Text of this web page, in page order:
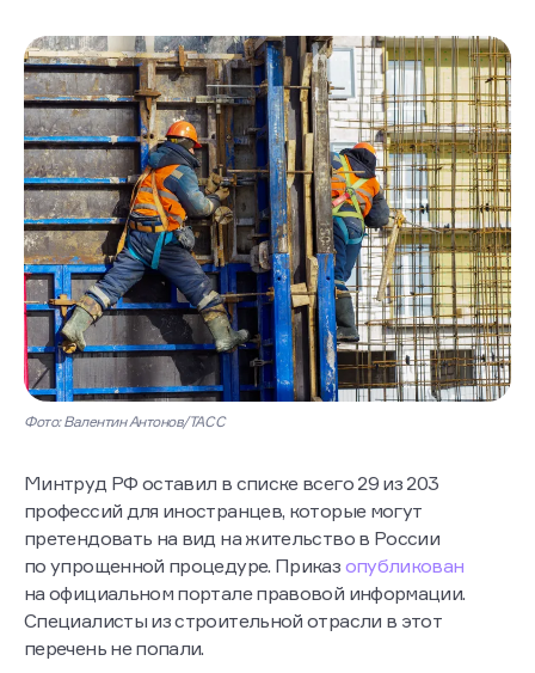
Фото: Валентин Антонов/ТАСС
Минтруд РФ оставил в списке всего 29 из 203
профессий для иностранцев, которые могут
претендовать на вид на жительство в России
по упрощенной процедуре. Приказ опубликован
на официальном портале правовой информации.
Специалисты из строительной отрасли в этот
перечень не попали.